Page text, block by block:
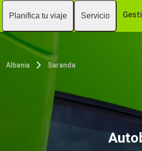
Planifica tu viaje Servicio
Albania Saranda